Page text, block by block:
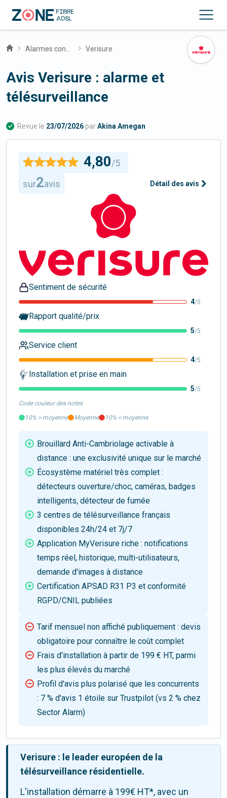
Verisure
Avis Verisure : alarme et
télésurveillance
Revue le 23/07/2026 parAkina Amegan
4,80/5
sur2avis Détail des avis
Sentiment de sécurité
4/5
Rapport qualité/prix
5/5
Service client
4/5
Installation et prise en main
5/5
Code couleur des notes
10% >moyenne Moyenne 10% <moyenne
Brouillard Anti-Cambriolage activable à
distance : une exclusivité unique sur le marché
Écosystème matériel très complet :
détecteurs ouverture/choc, caméras, badges
intelligents, détecteur de fumée
3 centres de télésurveillance français
disponibles 24h/24 et 7j/7
Application MyVerisure riche : notifications
temps réel, historique, multi-utilisateurs,
demande d'images à distance
Certification APSAD R31 P3 et conformité
RGPD/CNIL publiées
Tarif mensuel non affiché publiquement : devis
obligatoire pour connaître le coût complet
Frais d'installation à partir de 199 € HT, parmi
les plus élevés du marché
Profil d'avis plus polarisé que les concurrents
: 7 % d'avis 1 étoile sur Trustpilot (vs 2 % chez
Sector Alarm)
Verisure : le leader européen de la
télésurveillance résidentielle.
L'installation démarre à 199€ HT*, avec un